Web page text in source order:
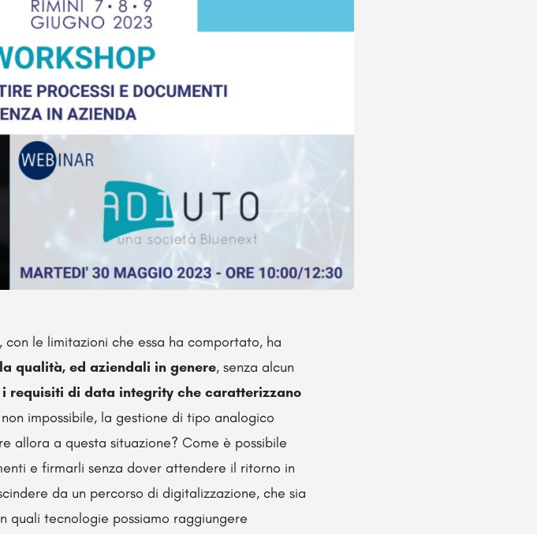
, con le limitazioni che essa ha comportato, ha
qualità, ed aziendali in genere, senza alcun
requisiti di data integrity che caratterizzano
impossibile, la gestione di tipo analogico
allora a questa situazione? Come è possibile
e firmarli senza dover attendere il ritorno in
da un percorso di digitalizzazione, che sia
quali tecnologie possiamo raggiungere